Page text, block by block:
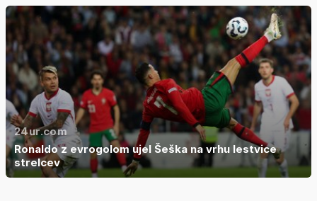
24ur.com
Ronaldo z evrogolom ujel Šeška na vrhu lestvice
strelcev